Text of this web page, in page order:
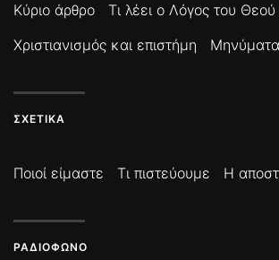
Κύριο άρθρο Τι λέει ο Λόγος του Θεού
Χριστιανισμός και επιστήμη
Μηνύματα
ΣΧΕΤΙΚΆ
Ποιοί είμαστε Τι πιστεύουμε Η
ΡΑΔΙΌΦΩΝΟ